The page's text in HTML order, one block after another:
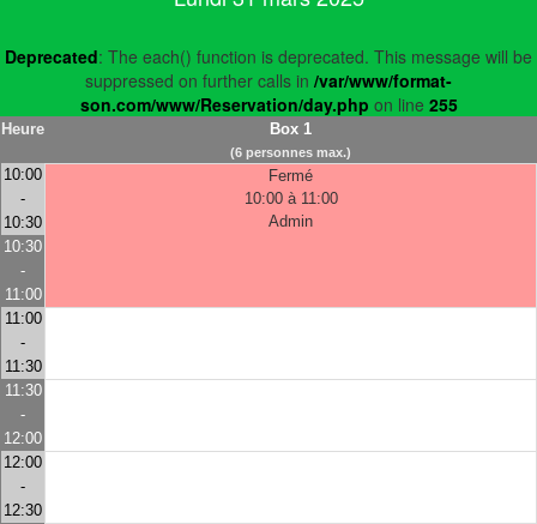
Deprecated: The each() function is deprecated. This message will be
suppressed on further calls in /var/www/format-
son.com/www/Reservation/day.php on line 255
Heure Box 1
(6 personnes max.)
10:00
-
10:30
Fermé
10:00 à 11:00
Admin
10:30
-
11:00
11:00
-
11:30
11:30
-
12:00
12:00
-
12:30